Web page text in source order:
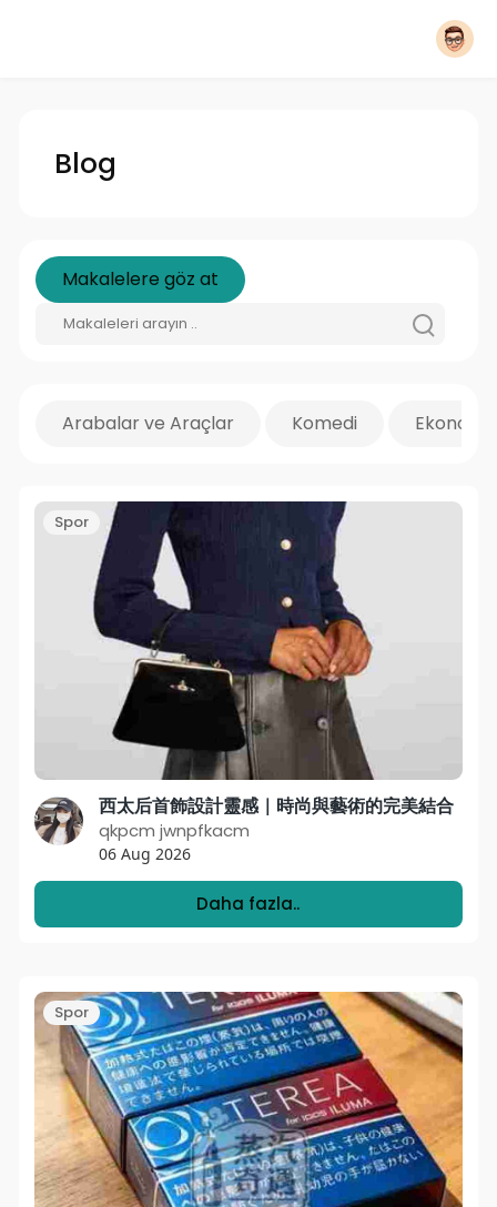
Blog
Makalelere göz at
Arabalar ve Araçlar Komedi
Spor
西太后首飾設計靈感｜時尚與藝術的完美結合
qkpcm jwnpfkacm
06 Aug 2026
Daha fazla..
Spor